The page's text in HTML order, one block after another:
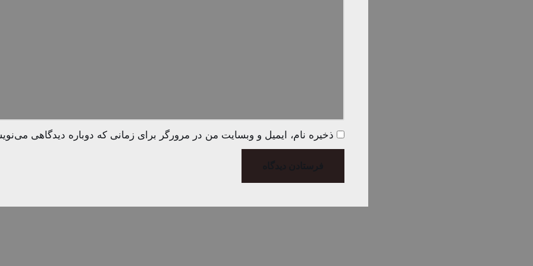
ذخیره نام، ایمیل و وبسایت من در مرورگر برای زمانی که دوباره دیدگاهی